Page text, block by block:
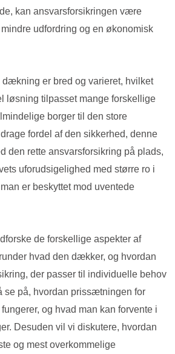
kan ansvarsforsikringen være
udfordring og en økonomisk
er bred og varieret, hvilket
løsning tilpasset mange forskellige
borger til den store
fordel af den sikkerhed, denne
den rette ansvarsforsikring på plads,
uforudsigelighed med større ro i
er beskyttet mod uventede
de forskellige aspekter af
hvad den dækker, og hvordan
der passer til individuelle behov
se på, hvordan prissætningen for
og hvad man kan forvente i
Desuden vil vi diskutere, hvordan
og mest overkommelige